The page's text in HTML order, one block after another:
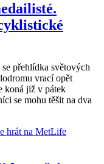
přehlídka světových
vrací opět
koná již v pátek
se mohu těšit na dva